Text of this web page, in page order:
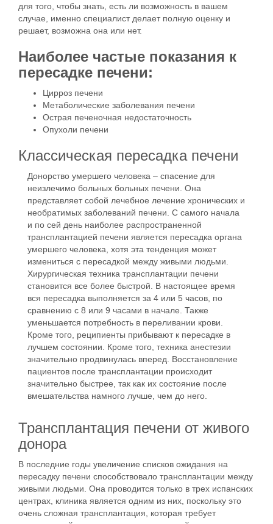
для того, чтобы знать, есть ли возможность в вашем
случае, именно специалист делает полную оценку и
решает, возможна она или нет.
Наиболее частые показания к
пересадке печени:
Цирроз печени
Метаболические заболевания печени
Острая печеночная недостаточность
Опухоли печени
Классическая пересадка печени
Донорство умершего человека – спасение для
неизлечимо больных больных печени. Она
представляет собой лечебное лечение хронических и
необратимых заболеваний печени. С самого начала
и по сей день наиболее распространенной
трансплантацией печени является пересадка органа
умершего человека, хотя эта тенденция может
измениться с пересадкой между живыми людьми.
Хирургическая техника трансплантации печени
становится все более быстрой. В настоящее время
вся пересадка выполняется за 4 или 5 часов, по
сравнению с 8 или 9 часами в начале. Также
уменьшается потребность в переливании крови.
Кроме того, реципиенты прибывают к пересадке в
лучшем состоянии. Кроме того, техника анестезии
значительно продвинулась вперед. Восстановление
пациентов после трансплантации происходит
значительно быстрее, так как их состояние после
вмешательства намного лучше, чем до него.
Трансплантация печени от живого
донора
В последние годы увеличение списков ожидания на
пересадку печени способствовало трансплантации между
живыми людьми. Она проводится только в трех испанских
центрах, клиника является одним из них, поскольку это
очень сложная трансплантация, которая требует